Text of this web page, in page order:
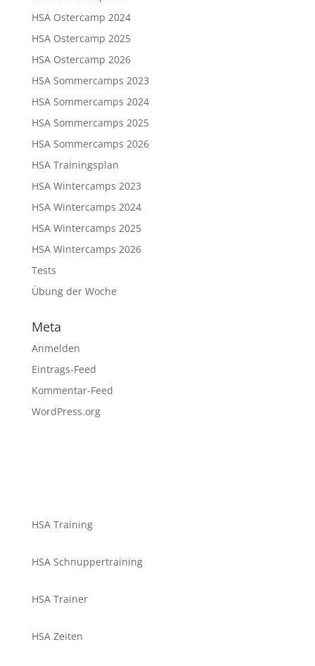
HSA Ostercamp 2024
HSA Ostercamp 2025
HSA Ostercamp 2026
HSA Sommercamps 2023
HSA Sommercamps 2024
HSA Sommercamps 2025
HSA Sommercamps 2026
HSA Trainingsplan
HSA Wintercamps 2023
HSA Wintercamps 2024
HSA Wintercamps 2025
HSA Wintercamps 2026
Tests
Übung der Woche
Meta
Anmelden
Eintrags-Feed
Kommentar-Feed
WordPress.org
HSA Training
HSA Schnuppertraining
HSA Trainer
HSA Zeiten